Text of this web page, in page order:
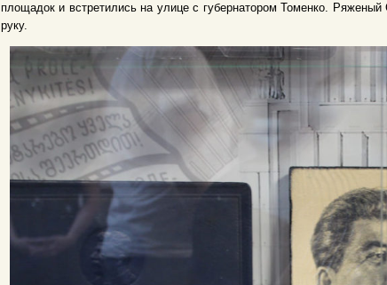
площадок и встретились на улице с губернатором Томенко.
руку.